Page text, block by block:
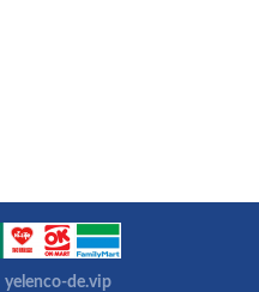
yelenco-de.vip